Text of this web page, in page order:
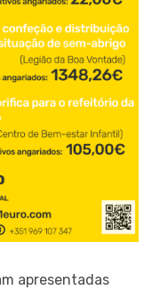
apresentadas